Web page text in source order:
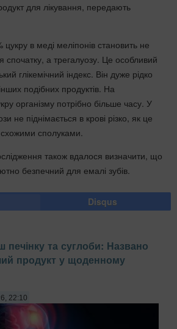
для лікування, передають
в меді меліпонів становить не
спочатку, а трегалуозу. Це особливий
глікемічний індекс. Він дуже рідко
подібних продуктів. На
організму потрібно більше часу. У
не піднімається в крові різко, як це
схожими сполуками.
також вдалося визначити, що
безпечний для емалі зубів.
Disqus
печінку та суглоби: Названо
продукт у щоденному
22:10